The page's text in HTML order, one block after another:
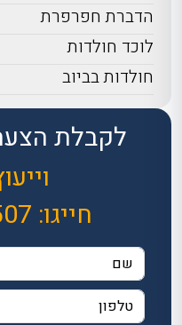
לקבלת
חייגו:
הדברת חפרפרת
לוכד חולדות
חולדות בביוב